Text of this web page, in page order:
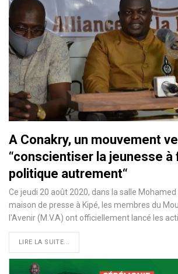
A Conakry, un mouvement
“conscientiser la jeunesse à
politique autrement“
Ce jeudi 20 août 2020, dans la salle Mohamed
maison de presse à Kipé, les membres du
l'Avenir (M.V.A) ont officiellement lancé les
LIRE LA SUITE...